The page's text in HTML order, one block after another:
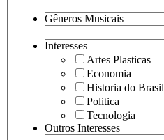
Gêneros Musicais
Interesses
Artes Plasticas
Economia
Historia do Brasil
Politica
Tecnologia
Outros Interesses